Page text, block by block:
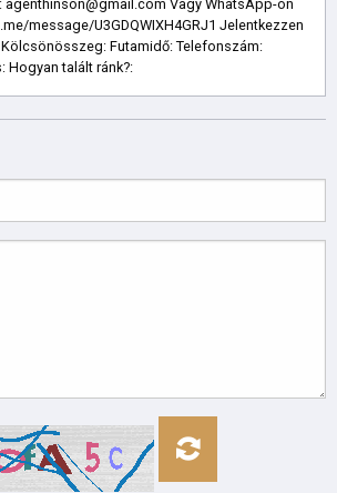
agenthinson@gmail.com Vagy WhatsApp-on
message/U3GDQWIXH4GRJ1 Jelentkezzen
Futamidő: Telefonszám:
Hogyan talált ránk?: